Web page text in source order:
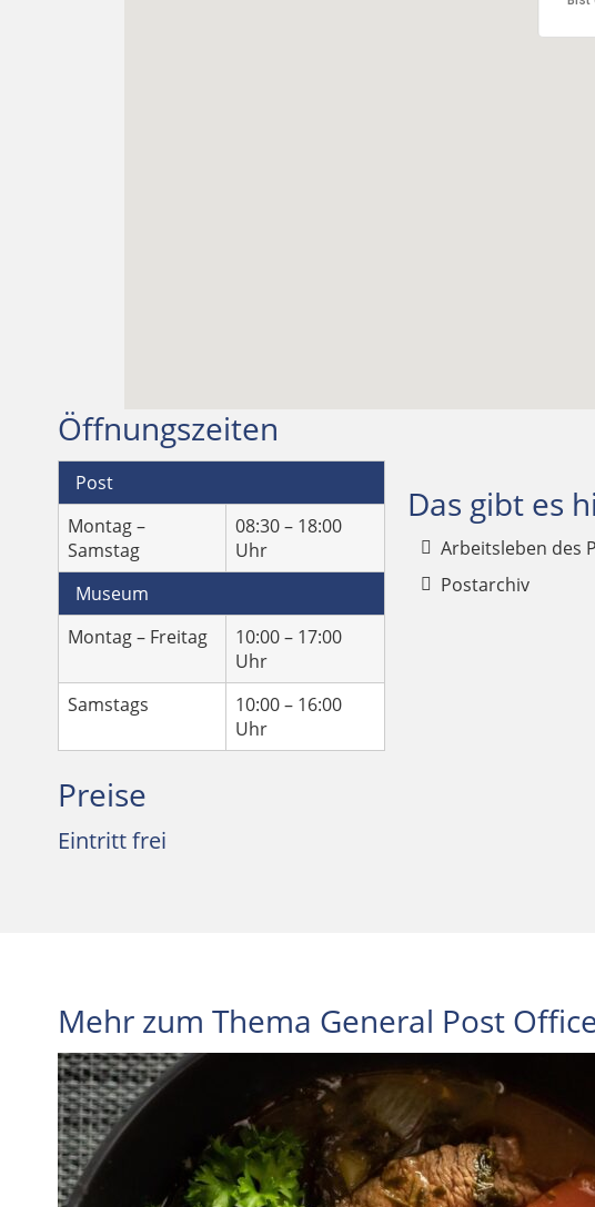
Öffnungszeiten
Post
Montag –
Samstag
08:30 – 18:00
Uhr
Museum
Montag – Freitag
10:00 – 17:00
Uhr
Samstags
10:00 – 16:00
Uhr
Preise
Eintritt frei
Das gibt es
Arbeitsleben des
Postarchiv
Mehr zum Thema General Post